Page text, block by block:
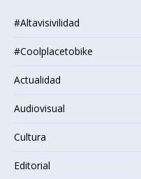
#Altavisivilidad
#Coolplacetobike
Actualidad
Audiovisual
Cultura
Editorial